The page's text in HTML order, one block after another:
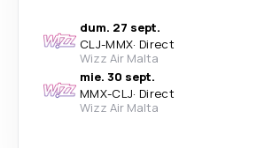
dum. 27 sept.
CLJ-MMX· Direct
Wizz Air Malta
mie. 30 sept.
MMX-CLJ· Direct
Wizz Air Malta